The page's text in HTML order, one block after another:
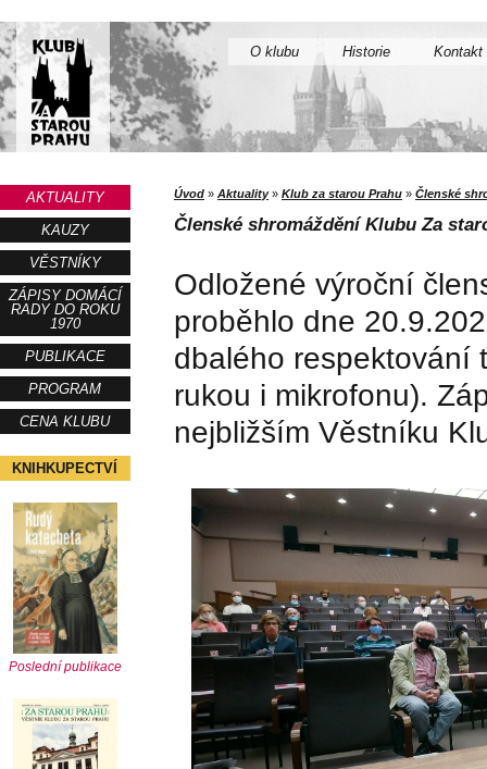
O klubu Historie Kontakt
AKTUALITY
KAUZY
VĚSTNÍKY
ZÁPISY DOMÁCÍ
RADY DO ROKU
1970
PUBLIKACE
PROGRAM
CENA KLUBU
KNIHKUPECTVÍ
Poslední publikace
Úvod » Aktuality» Klub za starou Prahu » Členské
Členské shromáždění Klubu Za
Odložené výroční
proběhlo dne
dbalého respektování
rukou i mikrofonu).
nejbližším Věstníku